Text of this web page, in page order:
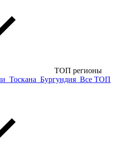
ТОП регионы
Тоскана Бургундия Все ТОП